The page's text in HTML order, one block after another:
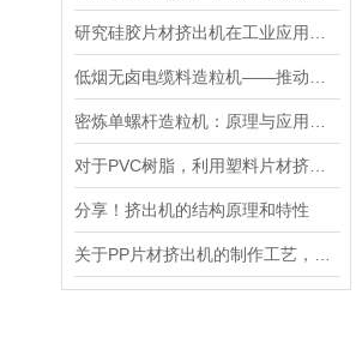
分享！挤出机的结构原理和特性